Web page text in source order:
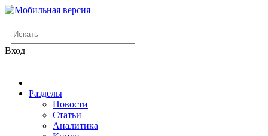
Вход
Разделы
Новости
Статьи
Аналитика